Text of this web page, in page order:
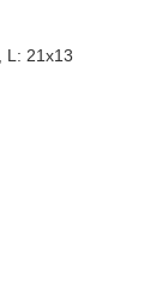
L: 21х13